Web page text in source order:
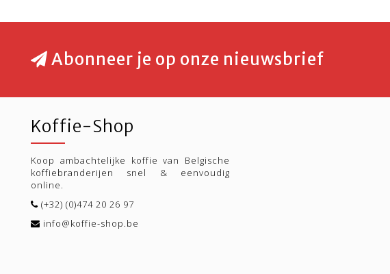
Abonneer je op onze nieuwsbrief
Koffie-Shop
Koop ambachtelijke koffie van Belgische
koffiebranderijen snel & eenvoudig
online.
(+32) (0)474 20 26 97
info@koffie-shop.be